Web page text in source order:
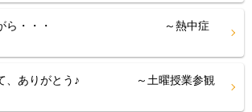
ながら・・・ ～熱中症
て、ありがとう♪ ～土曜授業参観